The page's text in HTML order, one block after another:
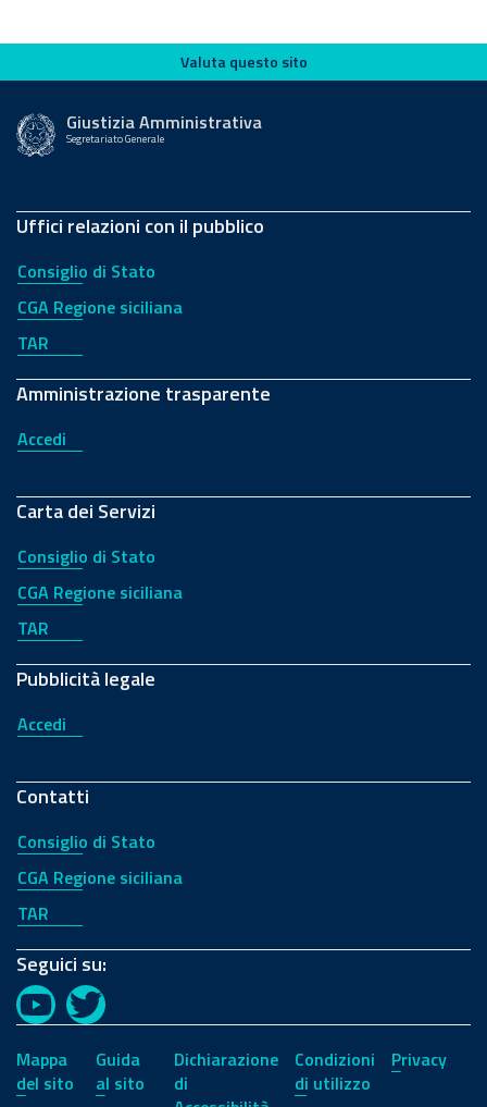
Valuta questo sito
Valuta questo sito
Giustizia Amministrativa
Segretariato Generale
Uffici relazioni con il pubblico
Consiglio di Stato
CGA Regione siciliana
TAR
Amministrazione trasparente
Accedi
Carta dei Servizi
Consiglio di Stato
CGA Regione siciliana
TAR
Pubblicità legale
Accedi
Contatti
Consiglio di Stato
CGA Regione siciliana
TAR
Seguici su:
YouTubeTwitter
Mappa
del sito
Guida
al sito
Dichiarazione
di
Condizioni
di utilizzo
Privacy